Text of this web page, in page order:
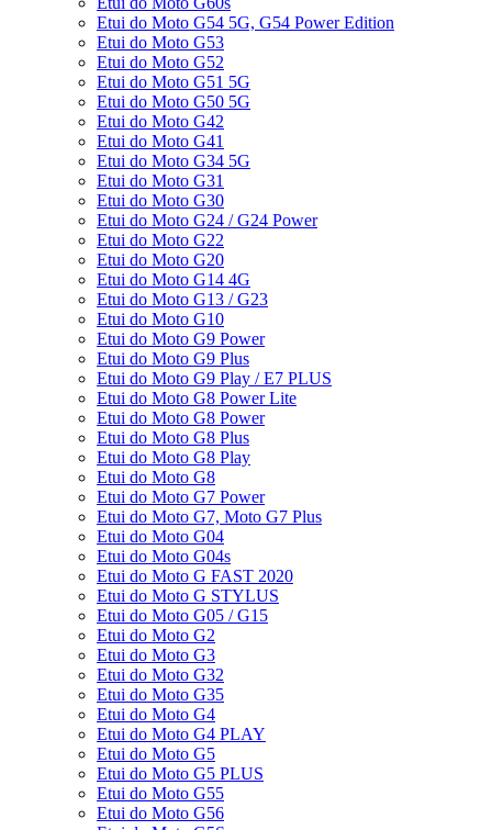
Etui do Moto G54 5G, G54 Power Edition
Etui do Moto G53
Etui do Moto G52
Etui do Moto G51 5G
Etui do Moto G50 5G
Etui do Moto G42
Etui do Moto G41
Etui do Moto G34 5G
Etui do Moto G31
Etui do Moto G30
Etui do Moto G24 / G24 Power
Etui do Moto G22
Etui do Moto G20
Etui do Moto G14 4G
Etui do Moto G13 / G23
Etui do Moto G10
Etui do Moto G9 Power
Etui do Moto G9 Plus
Etui do Moto G9 Play / E7 PLUS
Etui do Moto G8 Power Lite
Etui do Moto G8 Power
Etui do Moto G8 Plus
Etui do Moto G8 Play
Etui do Moto G8
Etui do Moto G7 Power
Etui do Moto G7, Moto G7 Plus
Etui do Moto G04
Etui do Moto G04s
Etui do Moto G FAST 2020
Etui do Moto G STYLUS
Etui do Moto G05 / G15
Etui do Moto G2
Etui do Moto G3
Etui do Moto G32
Etui do Moto G35
Etui do Moto G4
Etui do Moto G4 PLAY
Etui do Moto G5
Etui do Moto G5 PLUS
Etui do Moto G55
Etui do Moto G56